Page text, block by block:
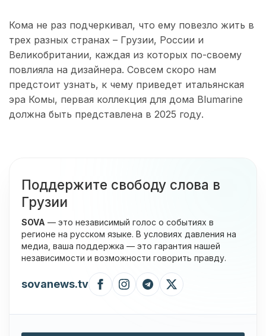
Кома не раз подчеркивал, что ему повезло жить в
трех разных странах – Грузии, России и
Великобритании, каждая из которых по-своему
повлияла на дизайнера. Совсем скоро нам
предстоит узнать, к чему приведет итальянская
эра Комы, первая коллекция для дома Blumarine
должна быть представлена в 2025 году.
Поддержите свободу слова в
Грузии
SOVA — это независимый голос о событиях в
регионе на русском языке. В условиях давления на
медиа, ваша поддержка — это гарантия нашей
независимости и возможности говорить правду.
sovanews.tv